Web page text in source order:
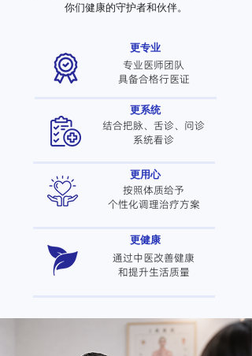
你们健康的守护者和伙伴。
更专业
专业医师团队
​具备合格行医证
更系统
结合把脉、舌诊、问诊
​系统看诊
更用心
按照体质给予
​个性化调理治疗方案
更健康
通过中医改善健康
​和提升生活质量